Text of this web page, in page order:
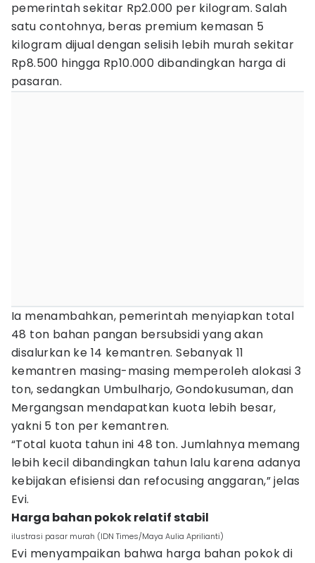
pemerintah sekitar Rp2.000 per kilogram. Salah
satu contohnya, beras premium kemasan 5
kilogram dijual dengan selisih lebih murah sekitar
Rp8.500 hingga Rp10.000 dibandingkan harga di
pasaran.
Ia menambahkan, pemerintah menyiapkan total
48 ton bahan pangan bersubsidi yang akan
disalurkan ke 14 kemantren. Sebanyak 11
kemantren masing-masing memperoleh alokasi 3
ton, sedangkan Umbulharjo, Gondokusuman, dan
Mergangsan mendapatkan kuota lebih besar,
yakni 5 ton per kemantren.
“Total kuota tahun ini 48 ton. Jumlahnya memang
lebih kecil dibandingkan tahun lalu karena adanya
kebijakan efisiensi dan refocusing anggaran,” jelas
Evi.
Harga bahan pokok relatif stabil
ilustrasi pasar murah (IDN Times/Maya Aulia Aprilianti)
Evi menyampaikan bahwa harga bahan pokok di